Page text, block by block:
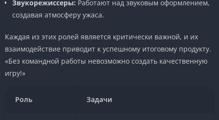
Звукорежиссеры: Работают над звуковым оформлением,
создавая атмосферу ужаса.
Каждая из этих ролей является критически важной, и их
взаимодействие приводит к успешному итоговому продукту.
«Без командной работы невозможно создать качественную
игру!»
Роль Задачи